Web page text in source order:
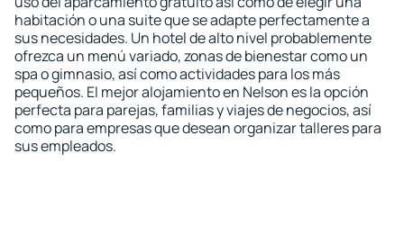
habitación o una suite que se adapte perfectamente a
sus necesidades. Un hotel de alto nivel probablemente
ofrezca un menú variado, zonas de bienestar como un
spa o gimnasio, así como actividades para los más
pequeños. El mejor alojamiento en Nelson es la opción
perfecta para parejas, familias y viajes de negocios, así
como para empresas que desean organizar talleres para
sus empleados.